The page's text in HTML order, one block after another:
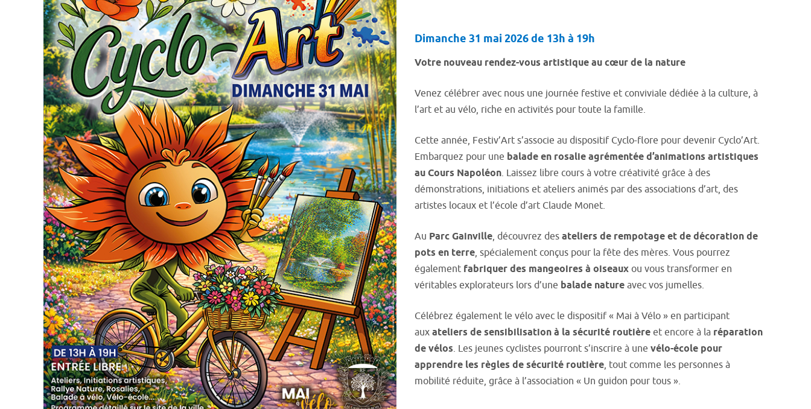
Dimanche 31 mai 2026 de 13h à 19h
Votre nouveau rendez-vous artistique au cœur de la nature
Venez célébrer avec nous une journée festive et conviviale dédiée à la culture, à
l’art et au vélo, riche en activités pour toute la famille.
Cette année, Festiv’Art s’associe au dispositif Cyclo-flore pour devenir Cyclo’Art.
Embarquez pour une balade en rosalie agrémentée d’animations artistiques
au Cours Napoléon. Laissez libre cours à votre créativité grâce à des
démonstrations, initiations et ateliers animés par des associations d’art, des
artistes locaux et l’école d’art Claude Monet.
Au Parc Gainville, découvrez des ateliers de rempotage et de décoration de
pots en terre, spécialement conçus pour la fête des mères. Vous pourrez
également fabriquer des mangeoires à oiseaux ou vous transformer en
véritables explorateurs lors d’une balade nature avec vos jumelles.
Célébrez également le vélo avec le dispositif « Mai à Vélo » en participant
aux ateliers de sensibilisation à la sécurité routière et encore à la réparation
de vélos. Les jeunes cyclistes pourront s’inscrire à une vélo-école pour
apprendre les règles de sécurité routière, tout comme les personnes à
mobilité réduite, grâce à l’association « Un guidon pour tous ».